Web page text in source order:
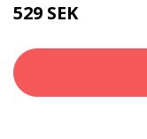
529 SEK